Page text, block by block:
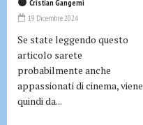
Cristian Gangemi
19 Dicembre 2024
Se state leggendo questo
articolo sarete
probabilmente anche
appassionati di cinema, viene
quindi da...